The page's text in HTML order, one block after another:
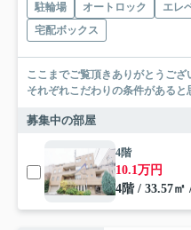
駐輪場 オートロック エレ
宅配ボックス
ここまでご覧頂きありがとうございます。 お部屋探しの
それぞれこだわりの条件がある
募集中の部屋
4階
10.1万円
4階 / 33.57㎡